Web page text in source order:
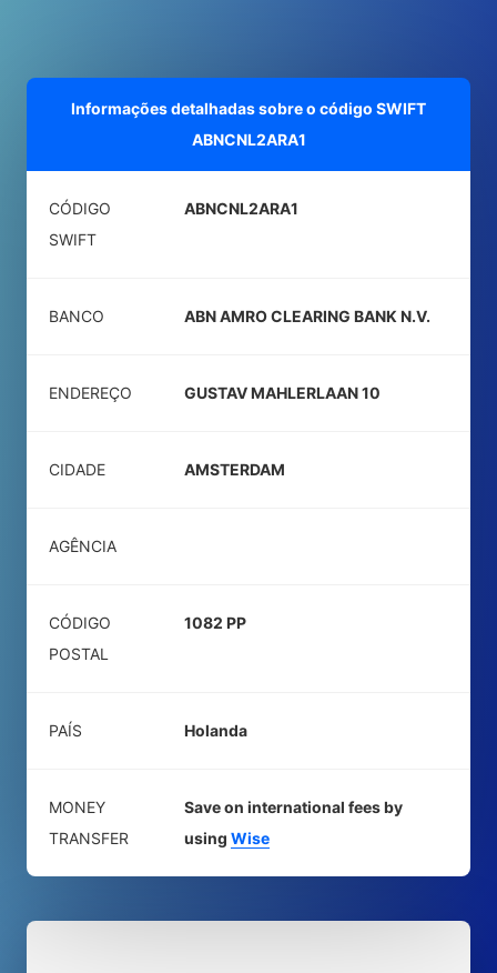
Informações detalhadas sobre o código SWIFT
ABNCNL2ARA1
CÓDIGO
SWIFT
ABNCNL2ARA1
BANCO ABN AMRO CLEARING BANK N.V.
ENDEREÇO GUSTAV MAHLERLAAN 10
CIDADE AMSTERDAM
AGÊNCIA
CÓDIGO
POSTAL
1082 PP
PAÍS Holanda
MONEY
TRANSFER
Save on international fees by
using Wise